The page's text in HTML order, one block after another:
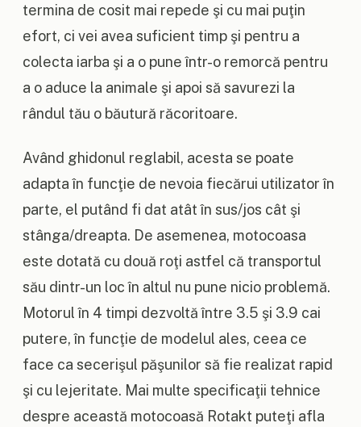
termina de cosit mai repede şi cu mai puţin
efort, ci vei avea suficient timp şi pentru a
colecta iarba şi a o pune într-o remorcă pentru
a o aduce la animale şi apoi să savurezi la
rândul tău o băutură răcoritoare.
Având ghidonul reglabil, acesta se poate
adapta în funcţie de nevoia fiecărui utilizator în
parte, el putând fi dat atât în sus/jos cât şi
stânga/dreapta. De asemenea, motocoasa
este dotată cu două roţi astfel că transportul
său dintr-un loc în altul nu pune nicio problemă.
Motorul în 4 timpi dezvoltă între 3.5 şi 3.9 cai
putere, în funcţie de modelul ales, ceea ce
face ca secerişul păşunilor să fie realizat rapid
şi cu lejeritate. Mai multe specificaţii tehnice
despre această motocoasă Rotakt puteţi afla